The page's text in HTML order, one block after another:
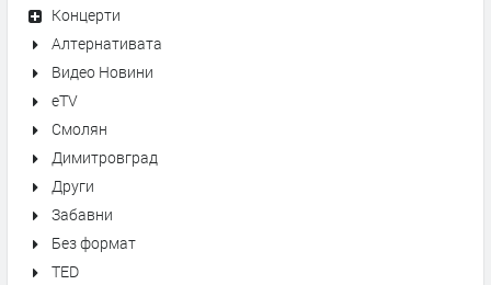
Концерти
Алтернативата
Видео Новини
eTV
Смолян
Димитровград
Други
Забавни
Без формат
TED